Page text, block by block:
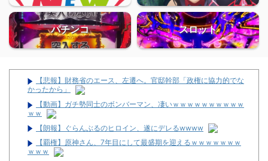
パチンコ スロット
【悲報】財務省のエース、左遷へ。官邸幹部「政権に協力的でな
かったから」
【動画】ガチ勢同士のボンバーマン、凄いｗｗｗｗｗｗｗｗｗｗ
ｗｗ
【朗報】ぐらんぶるのヒロイン、遂にデレるwwww
【覇権】原神さん、7年目にして最盛期を迎えるｗｗｗｗｗｗｗ
ｗｗｗ